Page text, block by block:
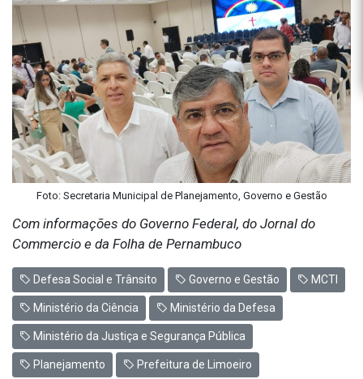
Foto: Secretaria Municipal de Planejamento, Governo e Gestão
Com informações do Governo Federal, do Jornal do
Commercio e da Folha de Pernambuco
Defesa Social e Trânsito Governo e Gestão MCTI
Ministério da Ciência Ministério da Defesa
Ministério da Justiça e Segurança Pública
Planejamento Prefeitura de Limoeiro